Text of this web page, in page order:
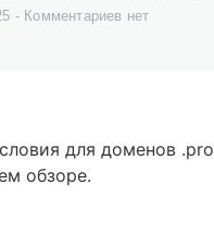
Комментариев нет
для доменов
обзоре.